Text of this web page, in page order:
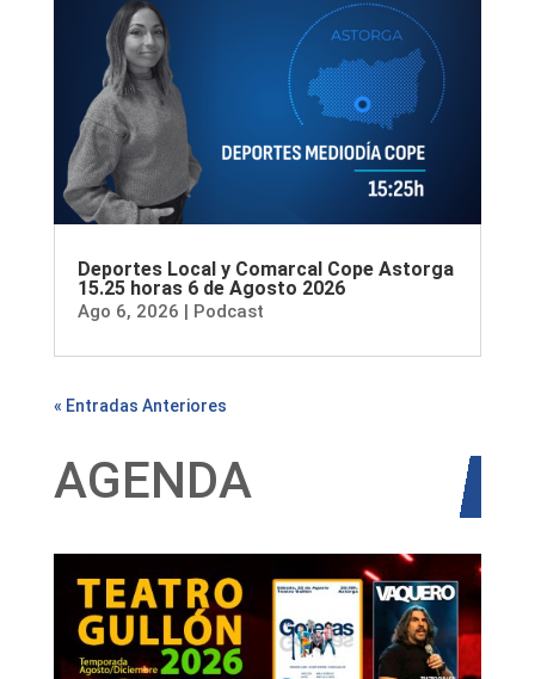
Deportes Local y Comarcal Cope Astorga
15.25 horas 6 de Agosto 2026
Ago 6, 2026 | Podcast
« Entradas Anteriores
AGENDA